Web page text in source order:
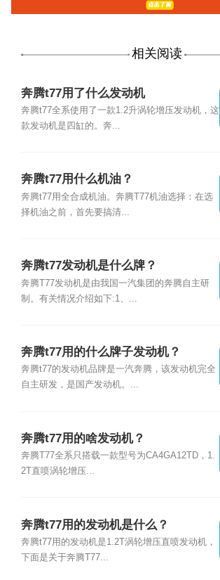
相关阅读
奔腾t77用了什么发动机
奔腾t77全系使用了一款1.2升涡轮增压发动机，这
款发动机是四缸的。奔...
奔腾t77用什么机油？
奔腾t77用全合成机油。奔腾T77机油选择：在选
择机油之前，首先要搞清...
奔腾t77发动机是什么牌？
奔腾T77发动机是由我国一汽集团的奔腾自主研
制。有关情况介绍如下:1、...
奔腾t77用的什么牌子发动机？
奔腾t77的发动机品牌是一汽奔腾，该发动机完全
自主研发，是国产发动机。...
奔腾t77用的啥发动机？
奔腾T77全系只搭载一款型号为CA4GA12TD，1.
2T直喷涡轮增压...
奔腾t77用的发动机是什么？
奔腾t77用的发动机是1.2T涡轮增压直喷发动机，
下面是关于奔腾T77...